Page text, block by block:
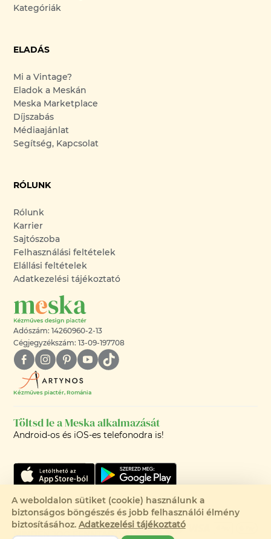
Kategóriák
ELADÁS
Mi a Vintage?
Eladok a Meskán
Meska Marketplace
Díjszabás
Médiaajánlat
Segítség, Kapcsolat
RÓLUNK
Rólunk
Karrier
Sajtószoba
Felhasználási feltételek
Elállási feltételek
Adatkezelési tájékoztató
Adószám: 14260960-2-13
Cégjegyzékszám: 13-09-197708
Kézműves piactér, Románia
Töltsd le a Meska alkalmazását
Android-os és iOS-es telefonodra is!
©2008-2026 - MESKA.HU -
MINDEN JOG FENNTARTVA!
A weboldalon sütiket (cookie) használunk a
biztonságos böngészés és jobb felhasználói élmény
biztosításához. Adatkezelési tájékoztató